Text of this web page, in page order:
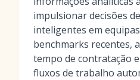
impulsionar decisões
inteligentes em
benchmarks recentes,
tempo de contratação
fluxos de trabalho